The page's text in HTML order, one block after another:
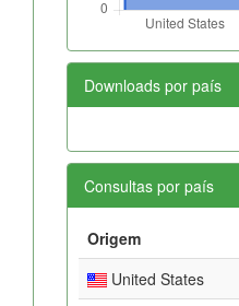
Downloads por país
Consultas por país
Origem
United States